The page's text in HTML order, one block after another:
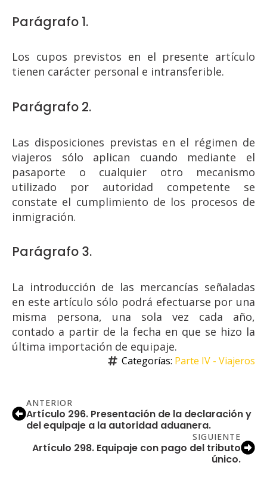
Parágrafo 1.
Los cupos previstos en el presente artículo
tienen carácter personal e intransferible.
Parágrafo 2.
Las disposiciones previstas en el régimen de
viajeros sólo aplican cuando mediante el
pasaporte o cualquier otro mecanismo
utilizado por autoridad competente se
constate el cumplimiento de los procesos de
inmigración.
Parágrafo 3.
La introducción de las mercancías señaladas
en este artículo sólo podrá efectuarse por una
misma persona, una sola vez cada año,
contado a partir de la fecha en que se hizo la
última importación de equipaje.
Categorías: Parte IV - Viajeros
ANTERIOR
Artículo 296. Presentación de la declaración y
del equipaje a la autoridad aduanera.
SIGUIENTE
Artículo 298. Equipaje con pago del tributo
único.